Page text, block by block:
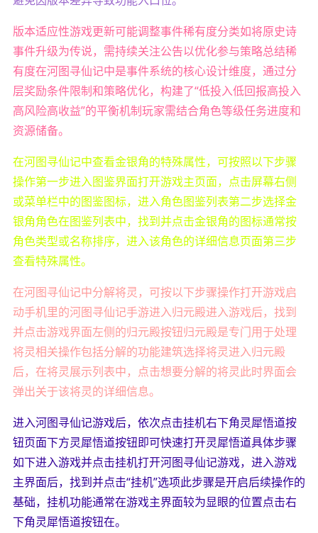
版本适应性游戏更新可能调整事件稀有度分类如将原史诗
事件升级为传说，需持续关注公告以优化参与策略总结稀
有度在河图寻仙记中是事件系统的核心设计维度，通过分
层奖励条件限制和策略优化，构建了“低投入低回报高投入
高风险高收益”的平衡机制玩家需结合角色等级任务进度和
资源储备。
在河图寻仙记中查看金银角的特殊属性，可按照以下步骤
操作第一步进入图鉴界面打开游戏主页面，点击屏幕右侧
或菜单栏中的图鉴图标，进入角色图鉴列表第二步选择金
银角角色在图鉴列表中，找到并点击金银角的图标通常按
角色类型或名称排序，进入该角色的详细信息页面第三步
查看特殊属性。
在河图寻仙记中分解将灵，可按以下步骤操作打开游戏启
动手机里的河图寻仙记手游进入归元殿进入游戏后，找到
并点击游戏界面左侧的归元殿按钮归元殿是专门用于处理
将灵相关操作包括分解的功能建筑选择将灵进入归元殿
后，在将灵展示列表中，点击想要分解的将灵此时界面会
弹出关于该将灵的详细信息。
进入河图寻仙记游戏后，依次点击挂机右下角灵犀悟道按
钮页面下方灵犀悟道按钮即可快速打开灵犀悟道具体步骤
如下进入游戏并点击挂机打开河图寻仙记游戏，进入游戏
主界面后，找到并点击“挂机”选项此步骤是开启后续操作的
基础，挂机功能通常在游戏主界面较为显眼的位置点击右
下角灵犀悟道按钮在。